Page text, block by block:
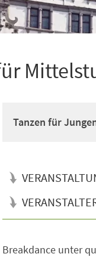
Tanzen für
Breakdance unter